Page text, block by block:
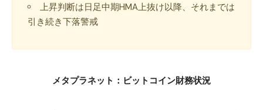
上昇判断は日足中期HMA上抜け以降、それまでは
引き続き下落警戒
メタプラネット：ビットコイン財務状況